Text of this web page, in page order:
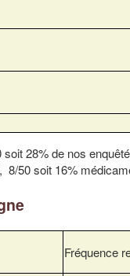
28% de nos
8/50 soit 16%
Fréquence